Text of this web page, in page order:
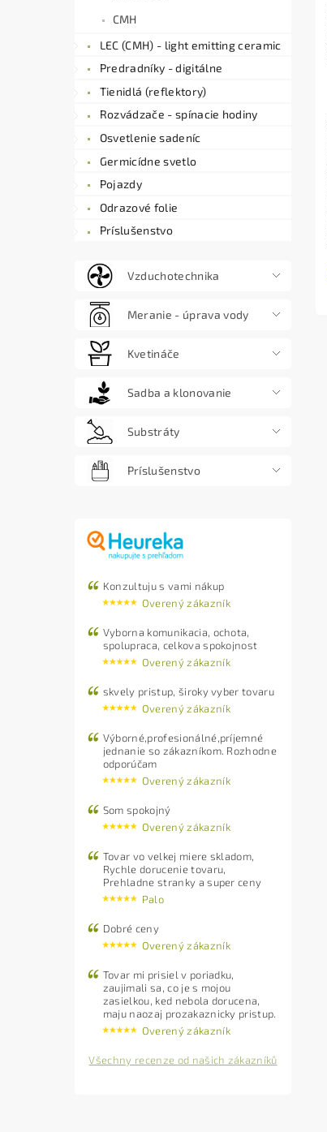
CMH
LEC (CMH) - light emitting ceramic
Predradníky - digitálne
Tienidlá (reflektory)
Rozvádzače - spínacie hodiny
Osvetlenie sadeníc
Germicídne svetlo
Pojazdy
Odrazové folie
Príslušenstvo
Vzduchotechnika
Meranie - úprava vody
Kvetináče
Sadba a klonovanie
Substráty
Príslušenstvo
Konzultuju s vami nákup
Overený zákazník
Vyborna komunikacia, ochota,
spolupraca, celkova spokojnost
Overený zákazník
skvely pristup, široky vyber tovaru
Overený zákazník
Výborné,profesionálné,príjemné
jednanie so zákazníkom. Rozhodne
odporúčam
Overený zákazník
Som spokojný
Overený zákazník
Tovar vo velkej miere skladom,
Rychle dorucenie tovaru,
Prehladne stranky a super ceny
Palo
Dobré ceny
Overený zákazník
Tovar mi prisiel v poriadku,
zaujimali sa, co je s mojou
zasielkou, ked nebola dorucena,
maju naozaj prozakaznicky pristup.
Overený zákazník
Všechny recenze od našich zákazníků